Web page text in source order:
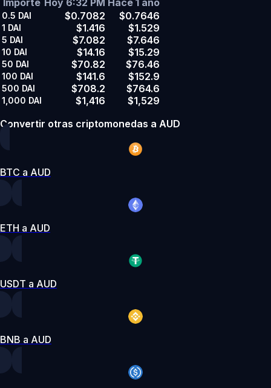
0.5 DAI $0.7082 $0.7646
1 DAI $1.416 $1.529
5 DAI $7.082 $7.646
10 DAI $14.16 $15.29
50 DAI $70.82 $76.46
100 DAI $141.6 $152.9
500 DAI $708.2 $764.6
1,000 DAI $1,416
$1,529
Convertir otras criptomonedas a AUD
BTC a AUD
ETH a AUD
USDT a AUD
BNB a AUD